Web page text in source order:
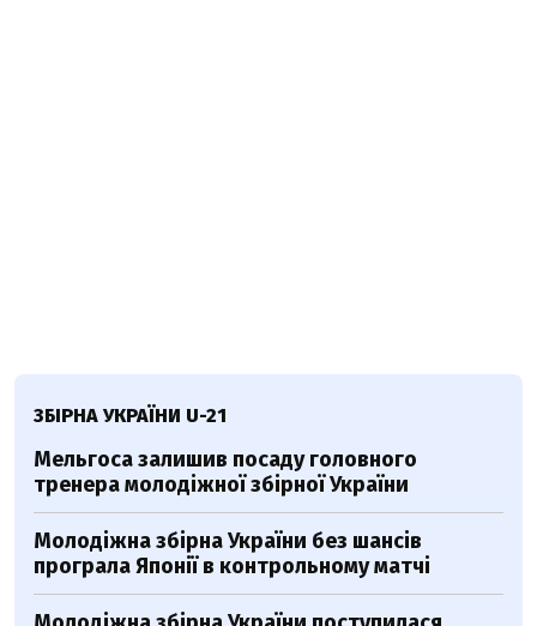
ЗБІРНА УКРАЇНИ U-21
Мельгоса залишив посаду головного
тренера молодіжної збірної України
Молодіжна збірна України без шансів
програла Японії в контрольному матчі